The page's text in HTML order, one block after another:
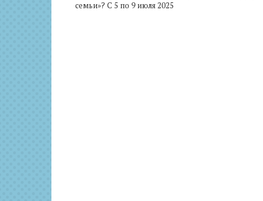
семьи»? С 5 по 9 июля 2025